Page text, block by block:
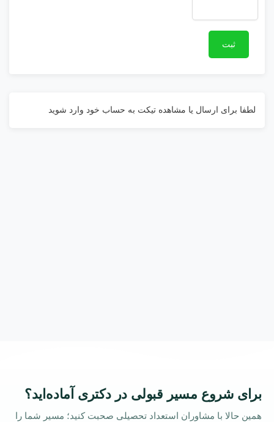
لطفا برای ارسال یا مشاهده تیکت به حساب خود وارد شوید
برای شروع مسیر قبولی در دکتری آماده‌اید؟
همین حالا با مشاوران استعداد تحصیلی صحبت کنید؛ مسیر شما را